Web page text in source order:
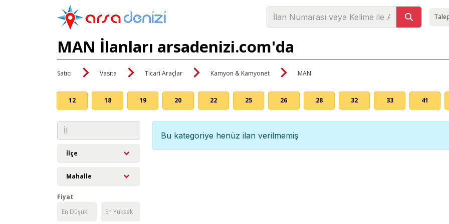
MAN İlanları arsadenizi.com'da
Satıcı Vasıta Ticari Araçlar Kamyon & Kamyonet MAN
12 18 19 20 22 25 26 28 32 33 41
İlçe
Mahalle
Fiyat
Bu kategoriye henüz ilan verilmemiş